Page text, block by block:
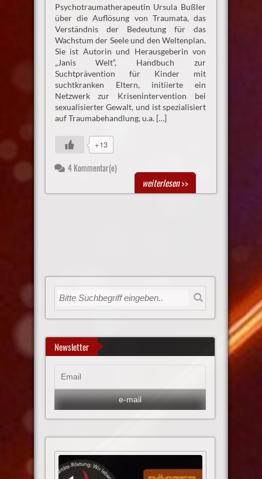
Psychotraumatherapeutin Ursula Bußler
über die Auflösung von Traumata, das
Verständnis der Bedeutung für das
Wachstum der Seele und den Weltenplan.
Sie ist Autorin und Herausgeberin von
„Janis Welt“, Handbuch zur
Suchtprävention für Kinder mit
suchtkranken Eltern, initiierte ein
Netzwerk zur Krisenintervention bei
sexualisierter Gewalt, und ist spezialisiert
auf Traumabehandlung, u.a. […]
+13
4 Kommentar(e)
weiterlesen>>
Newsletter